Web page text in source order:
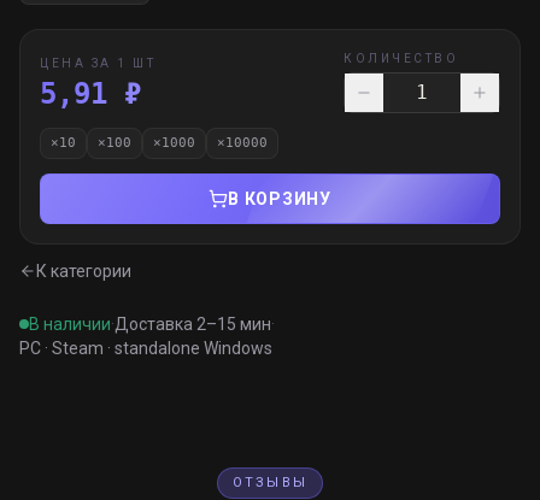
ЦЕНА ЗА 1 ШТ
5,91 ₽
КОЛИЧЕСТВО
×10 ×100 ×1000 ×10000
В КОРЗИНУ
К категории
В наличии·Доставка 2–15 мин·
PC · Steam · standalone Windows
ОТЗЫВЫ